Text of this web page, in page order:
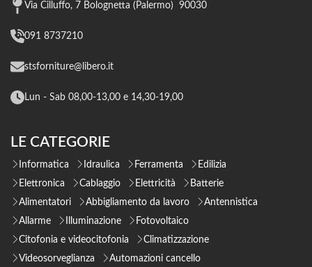
Via Cilluffo, 7 Bolognetta (Palermo) 90030
091 8737210
stsforniture@libero.it
Lun - Sab 08,00-13,00 e 14,30-19,00
LE CATEGORIE
Informatica Idraulica Ferramenta
Edilizia
Elettronica
Cablaggio Elettricità
Batterie
Alimentatori
Abbigliamento da lavoro
Antennistica
Allarme
Illuminazione
Fotovoltaico
Citofonia e videocitofonia
Climatizzazione
Videosorveglianza
Automazioni cancello